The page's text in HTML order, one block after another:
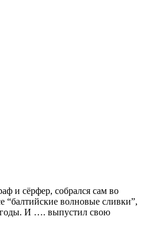
и сёрфер, собрался сам во
“балтийские волновые сливки”,
годы. И …. выпустил свою